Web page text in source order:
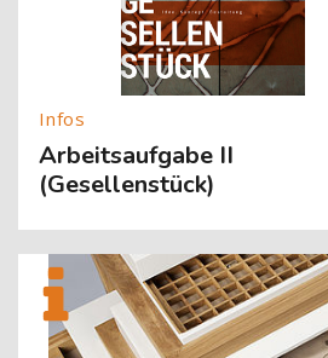
Arbeitsaufgabe II
(Gesellenstück)
[Cocoon] About (Text with Image)